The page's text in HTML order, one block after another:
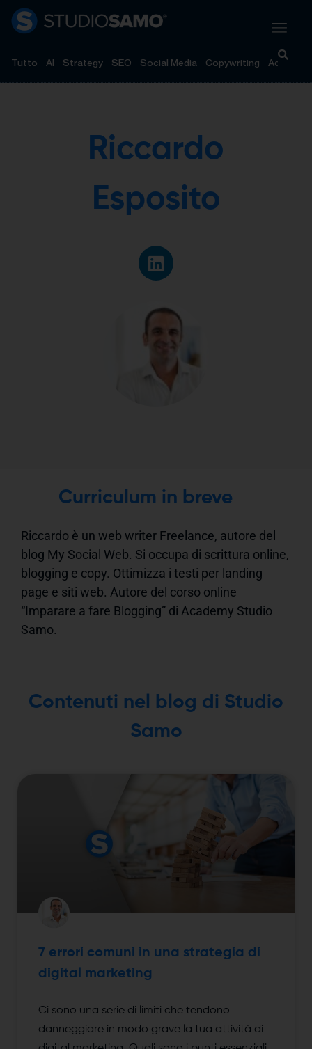
Tutto AI Strategy SEO Social Media Copywriting
Riccardo
Esposito
Curriculum in breve
Riccardo è un web writer Freelance, autore del
blog My Social Web. Si occupa di scrittura online,
blogging e copy. Ottimizza i testi per landing
page e siti web. Autore del corso online
“Imparare a fare Blogging” di Academy Studio
Samo.
Contenuti nel blog di Studio
Samo
7 errori comuni in una strategia di
digital marketing
Ci sono una serie di limiti che tendono
danneggiare in modo grave la tua attività di